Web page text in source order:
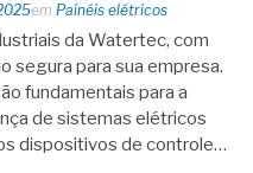
em Painéis elétricos
da Watertec, com
segura para sua empresa.
fundamentais para a
de sistemas elétricos
dispositivos de controle…